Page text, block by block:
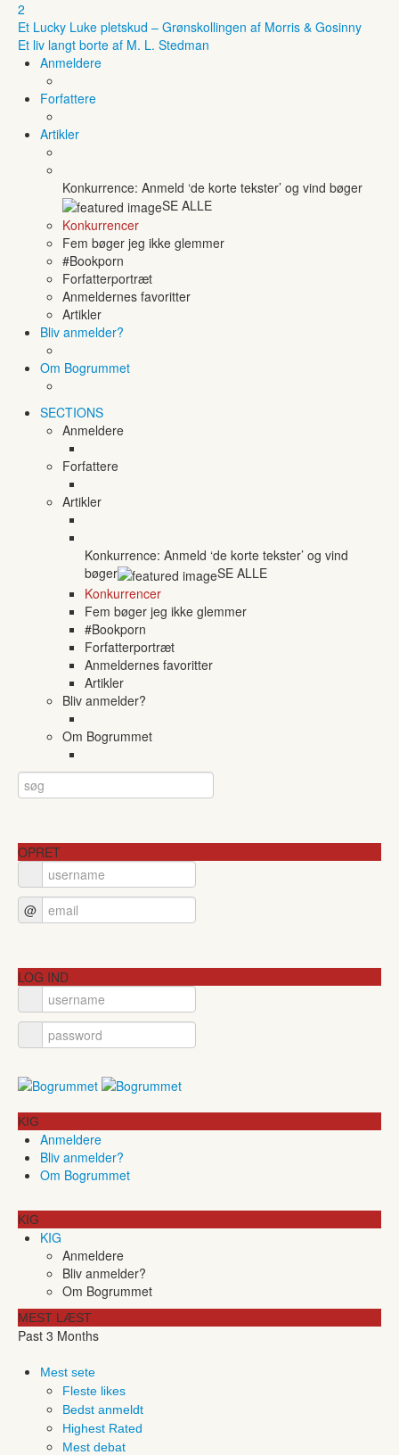
2
Et Lucky Luke pletskud – Grønskollingen af Morris & Gosinny
Et liv langt borte af M. L. Stedman
Anmeldere
Forfattere
Artikler
Konkurrence: Anmeld ‘de korte tekster’ og vind bøger
SE ALLE
Konkurrencer
Fem bøger jeg ikke glemmer
#Bookporn
Forfatterportræt
Anmeldernes favoritter
Artikler
Bliv anmelder?
Om Bogrummet
SECTIONS
Anmeldere
Forfattere
Artikler
Konkurrence: Anmeld ‘de korte tekster’ og vind
bøger
SE ALLE
Konkurrencer
Fem bøger jeg ikke glemmer
#Bookporn
Forfatterportræt
Anmeldernes favoritter
Artikler
Bliv anmelder?
Om Bogrummet
OPRET
@
LOG IND
KIG
Anmeldere
Bliv anmelder?
Om Bogrummet
KIG
KIG
Anmeldere
Bliv anmelder?
Om Bogrummet
MEST LÆST
Past 3 Months
Mest sete
Fleste likes
Bedst anmeldt
Highest Rated
Mest debat